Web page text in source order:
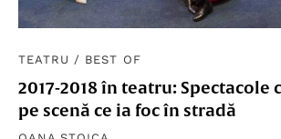
TEATRU / BEST OF
2017-2018 în teatru: Spectacole
pe scenă ce ia foc în stradă